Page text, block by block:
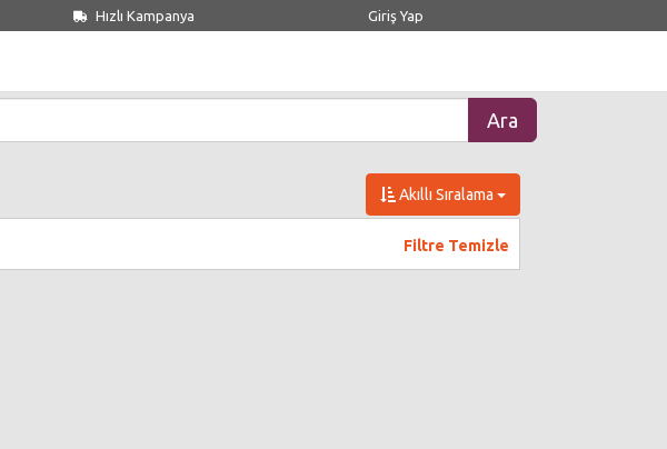
Hızlı Kampanya Giriş Yap
Akıllı Sıralama
Filtre Temizle